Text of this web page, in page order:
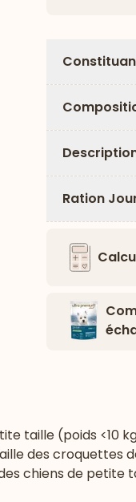
Ration
taille (poids
des
chiens de petite